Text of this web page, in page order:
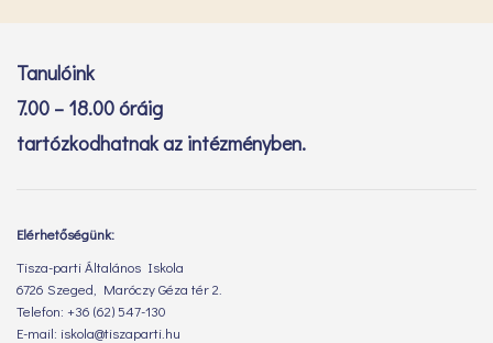
Tanulóink
7.00 – 18.00 óráig
tartózkodhatnak az intézményben.
Elérhetőségünk:
Tisza-parti Általános Iskola
6726 Szeged, Maróczy Géza tér 2.
Telefon: +36 (62) 547-130
E-mail: iskola@tiszaparti.hu